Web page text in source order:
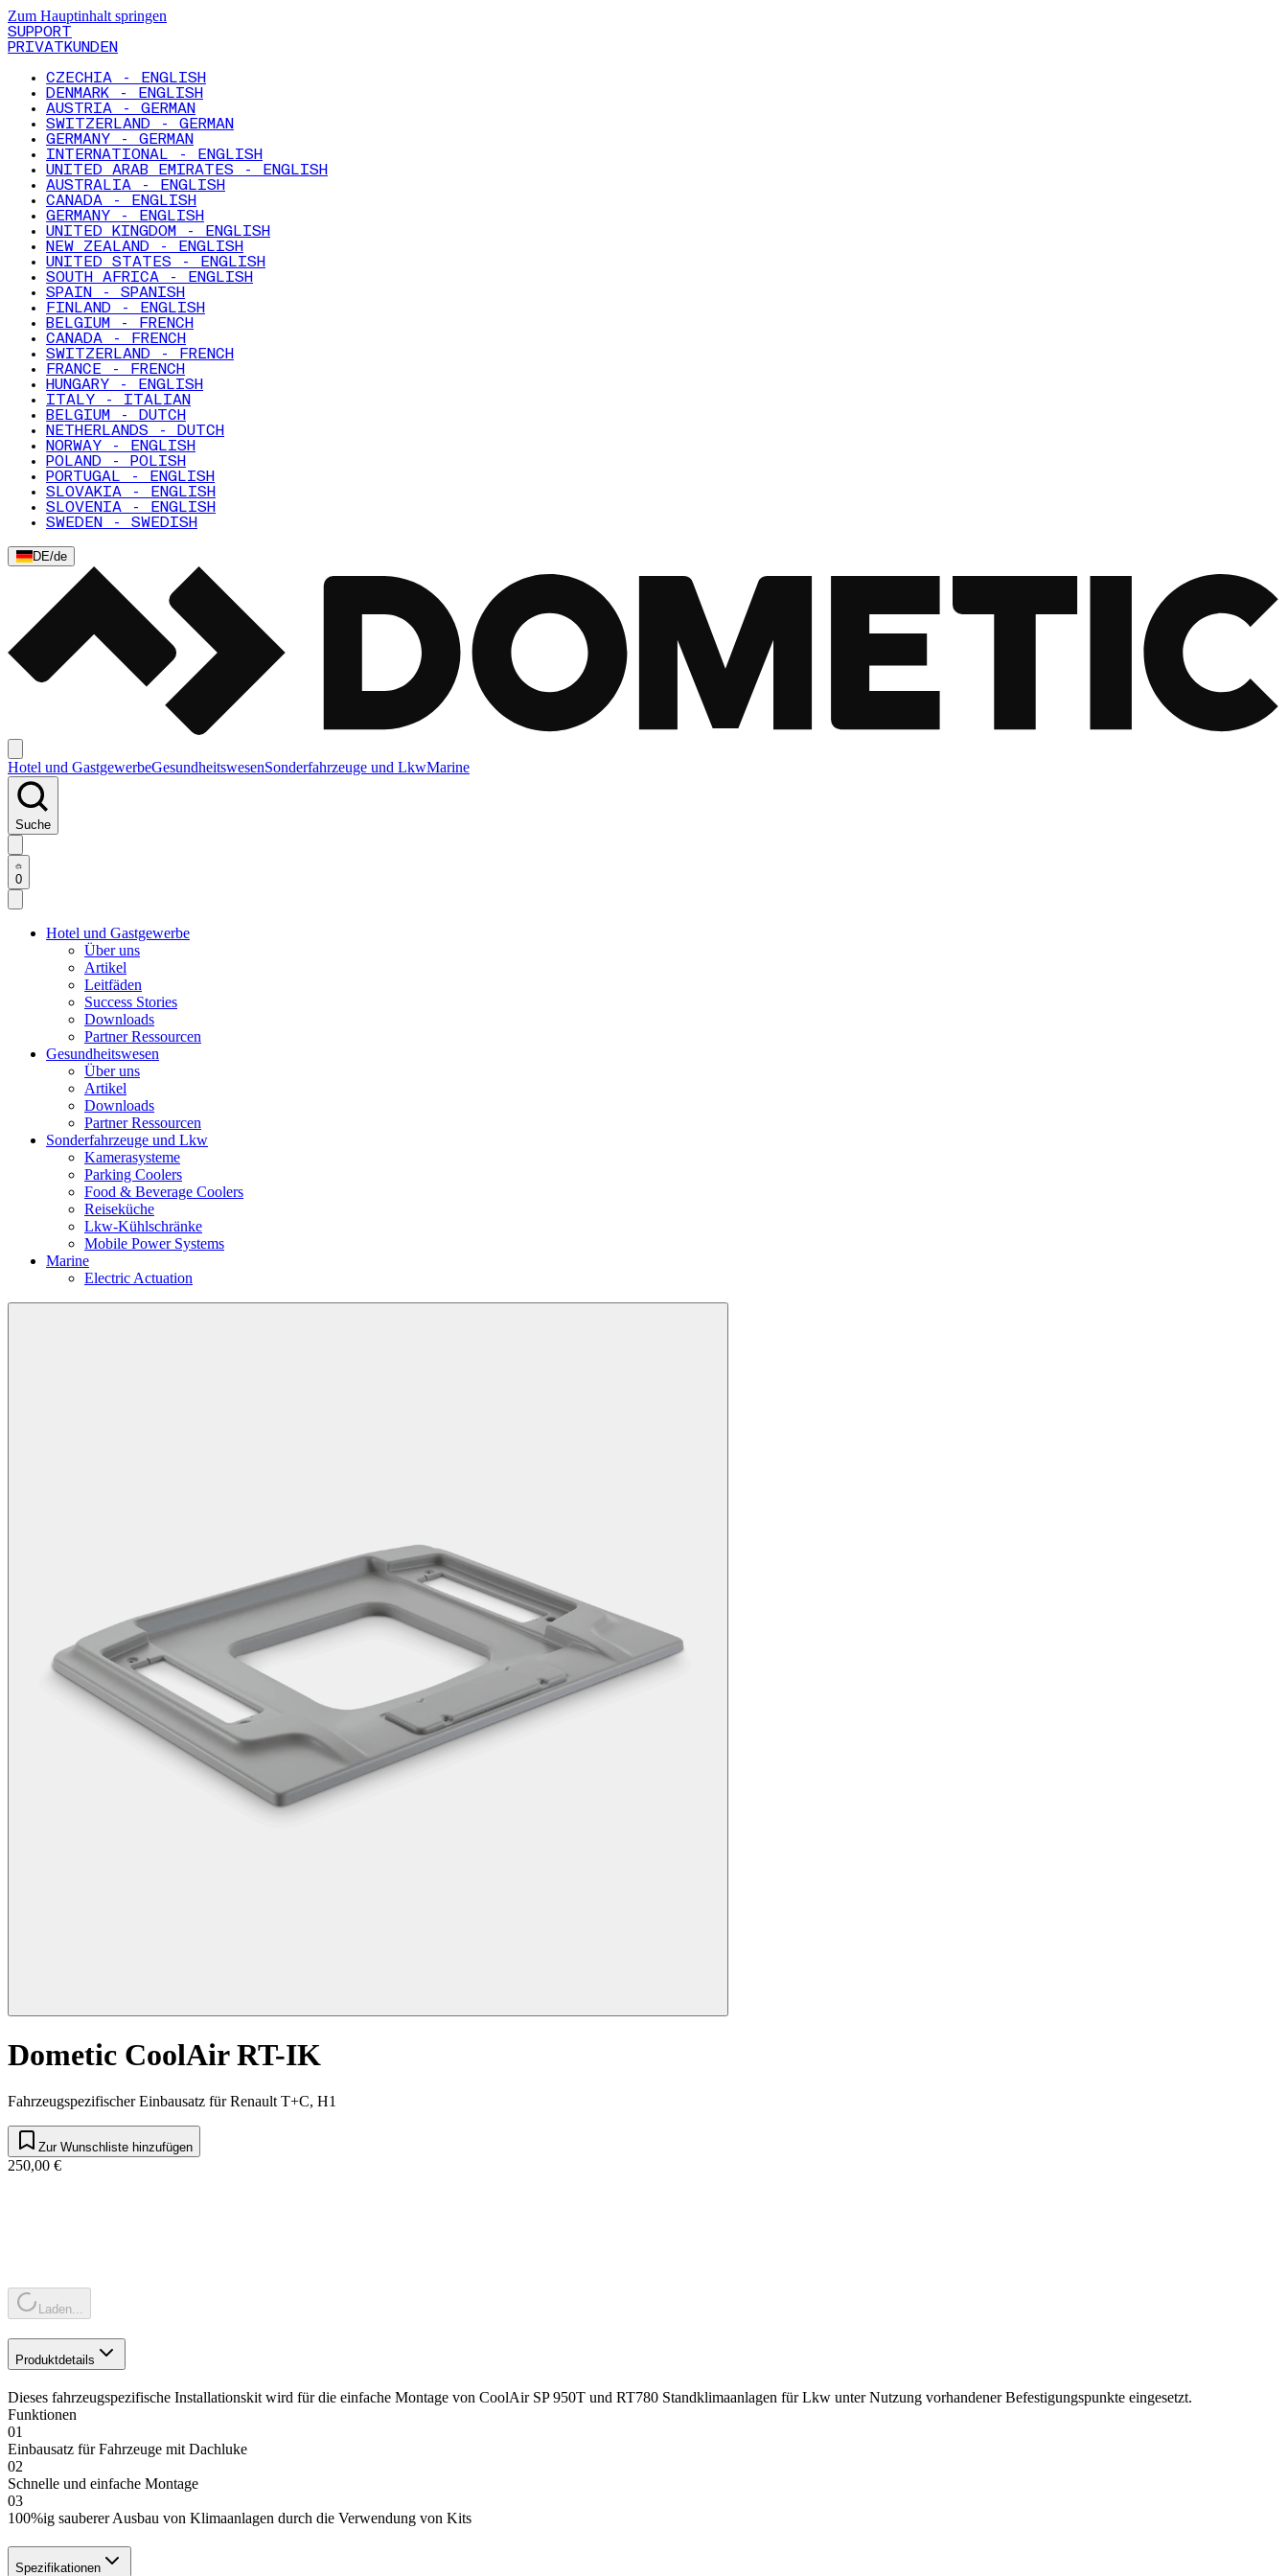
Zum Hauptinhalt springen
SUPPORT
PRIVATKUNDEN
CZECHIA - ENGLISH
DENMARK - ENGLISH
AUSTRIA - GERMAN
SWITZERLAND - GERMAN
GERMANY - GERMAN
INTERNATIONAL - ENGLISH
UNITED ARAB EMIRATES - ENGLISH
AUSTRALIA - ENGLISH
CANADA - ENGLISH
GERMANY - ENGLISH
UNITED KINGDOM - ENGLISH
NEW ZEALAND - ENGLISH
UNITED STATES - ENGLISH
SOUTH AFRICA - ENGLISH
SPAIN - SPANISH
FINLAND - ENGLISH
BELGIUM - FRENCH
CANADA - FRENCH
SWITZERLAND - FRENCH
FRANCE - FRENCH
HUNGARY - ENGLISH
ITALY - ITALIAN
BELGIUM - DUTCH
NETHERLANDS - DUTCH
NORWAY - ENGLISH
POLAND - POLISH
PORTUGAL - ENGLISH
SLOVAKIA - ENGLISH
SLOVENIA - ENGLISH
SWEDEN - SWEDISH
DE/de
Hotel und GastgewerbeGesundheitswesenSonderfahrzeuge und LkwMarine
Suche
0
Hotel und Gastgewerbe
Über uns
Artikel
Leitfäden
Success Stories
Downloads
Partner Ressourcen
Gesundheitswesen
Über uns
Artikel
Downloads
Partner Ressourcen
Sonderfahrzeuge und Lkw
Kamerasysteme
Parking Coolers
Food & Beverage Coolers
Reiseküche
Lkw-Kühlschränke
Mobile Power Systems
Marine
Electric Actuation
Dometic CoolAir RT-IK
Fahrzeugspezifischer Einbausatz für Renault T+C, H1
Zur Wunschliste hinzufügen
250,00 €
Laden...
Produktdetails
Dieses fahrzeugspezifische Installationskit wird für die einfache Montage von CoolAir SP 950T und RT780 Standklimaanlagen für Lkw unter Nutzung vorhandener Befestigungspunkte eingesetzt.
Funktionen
01
Einbausatz für Fahrzeuge mit Dachluke
02
Schnelle und einfache Montage
03
100%ig sauberer Ausbau von Klimaanlagen durch die Verwendung von Kits
Spezifikationen